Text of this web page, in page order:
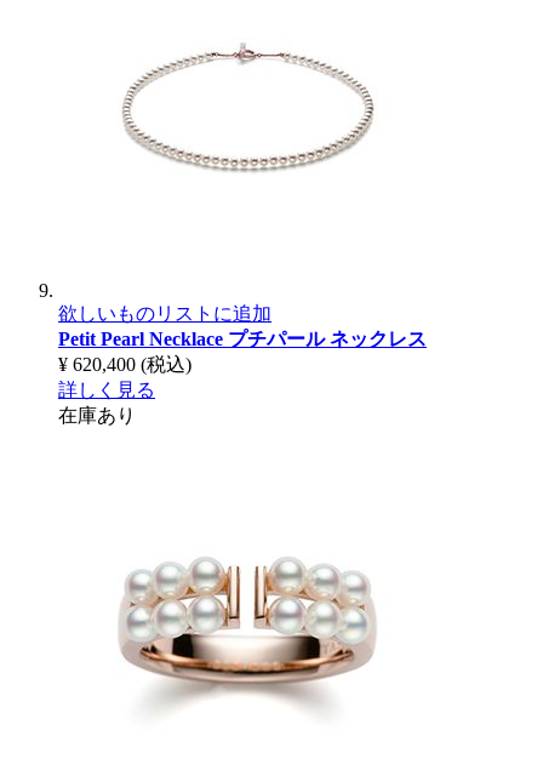
欲しいものリストに追加
Petit Pearl Necklace プチパール ネックレス
¥ 620,400 (税込)
詳しく見る
在庫あり